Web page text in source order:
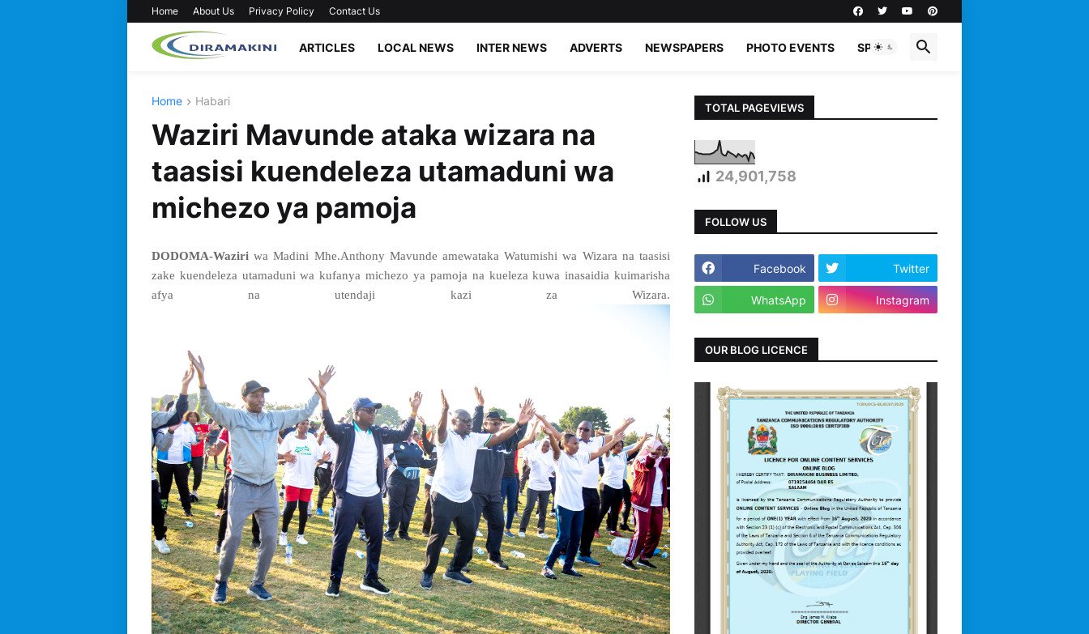
Home About Us Privacy Policy Contact Us
ARTICLES LOCAL NEWS INTER NEWS ADVERTS NEWSPAPERS PHOTO EVENTS SPORTS
Home Habari
Waziri Mavunde ataka wizara na
taasisi kuendeleza utamaduni wa
michezo ya pamoja
DODOMA-Waziri wa Madini Mhe.Anthony Mavunde amewataka Watumishi wa Wizara na taasisi
zake kuendeleza utamaduni wa kufanya michezo ya pamoja na kueleza kuwa inasaidia kuimarisha
afya na utendaji kazi za Wizara.
TOTAL PAGEVIEWS
24,901,758
FOLLOW US
Facebook Twitter
WhatsApp Instagram
OUR BLOG LICENCE